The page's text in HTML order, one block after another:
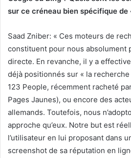
sur ce créneau bien spécifique de
Saad Zniber: « Ces moteurs de
constituent pour nous absolument
directe. En revanche, il y a
déjà positionnés sur « la
123 People, récemment racheté
Pages Jaunes), ou encore des
allemands. Toutefois, nous
approche qu’eux. Notre but est
l’utilisateur en lui proposant dans
screenshot de sa réputation en